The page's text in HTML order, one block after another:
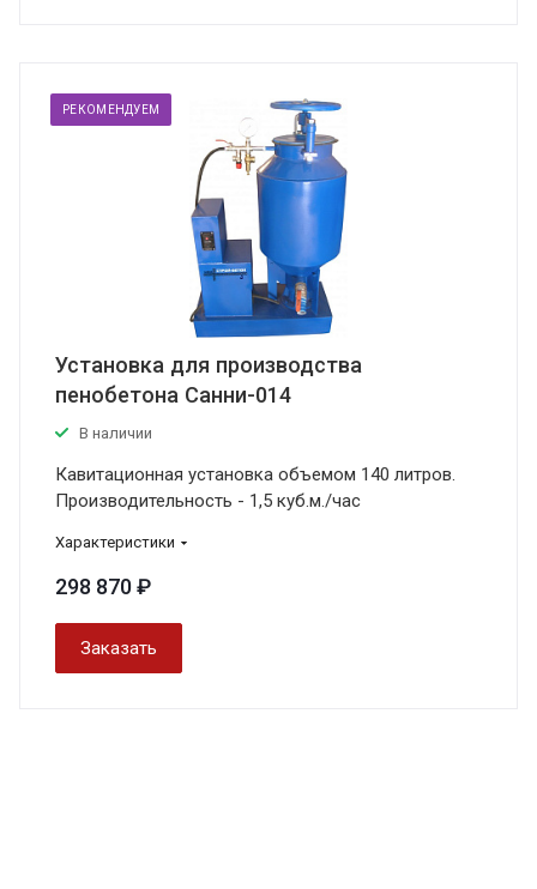
РЕКОМЕНДУЕМ
Установка для производства
пенобетона Санни-014
В наличии
Кавитационная установка объемом 140 литров.
Производительность - 1,5 куб.м./час
Характеристики
298 870 ₽
Заказать